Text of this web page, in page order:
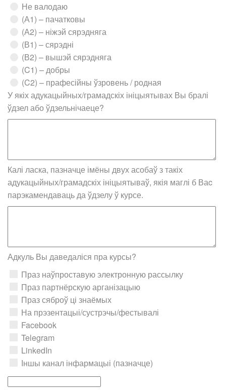
Не валодаю
(А1) – пачатковы
(А2) – ніжэй сярэдняга
(В1) – сярэдні
(В2) – вышэй сярэдняга
(C1) – добры
(C2) – прафесійны ўзровень / родная
У якіх адукацыйных/грамадскіх ініцыятывах Вы бралі
ўдзел або ўдзельнічаеце?
Калі ласка, пазначце імёны двух асобаў з такіх
адукацыйных/грамадскіх ініцыятываў, якія маглі б Ваc
парэкамендаваць да ўдзелу ў курсе.
Адкуль Вы даведаліся пра курсы?
Праз наўпроставую электронную рассылку
Праз партнёрскую арганізацыю
Праз сяброў ці знаёмых
На прэзентацыі/сустрэчы/фестывалі
Facebook
Telegram
LinkedIn
Іншы канал інфармацыі (пазначце)